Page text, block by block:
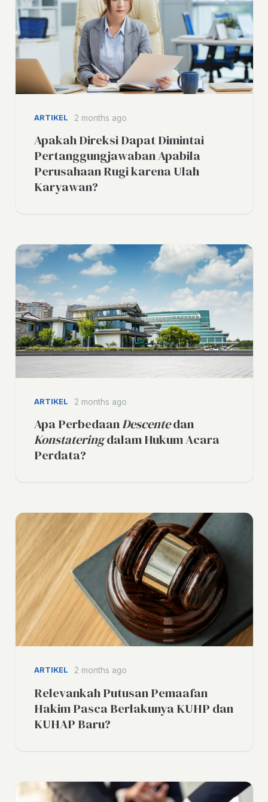
ARTIKEL 2 months ago
Apakah Direksi Dapat Dimintai
Pertanggungjawaban Apabila
Perusahaan Rugi karena Ulah
Karyawan?
ARTIKEL 2 months ago
Apa PerbedaanDescentedan
Konstateringdalam Hukum Acara
Perdata?
ARTIKEL 2 months ago
Relevankah Putusan Pemaafan
Hakim Pasca Berlakunya KUHP dan
KUHAP Baru?